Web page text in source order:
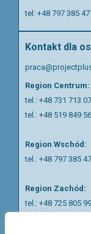
tel: +48 797 385
Kontakt dla
Region Centrum:
tel.: +48 731 713
tel.: +48 519 849
Region Wschód:
tel.: +48 797 385
Region Zachód:
tel.: +48 725 805